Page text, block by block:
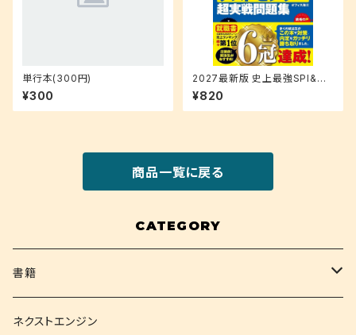
単行本(300円)
¥300
2027最新版 史上最強SPI&テ
ストセンター超実戦問題集
¥820
商品一覧に戻る
CATEGORY
書籍
関西大学テキスト
ネクストエンジン